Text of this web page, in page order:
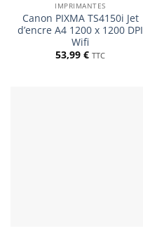
IMPRIMANTES
Canon PIXMA TS4150i Jet
d’encre A4 1200 x 1200 DPI
Wifi
53,99 € TTC